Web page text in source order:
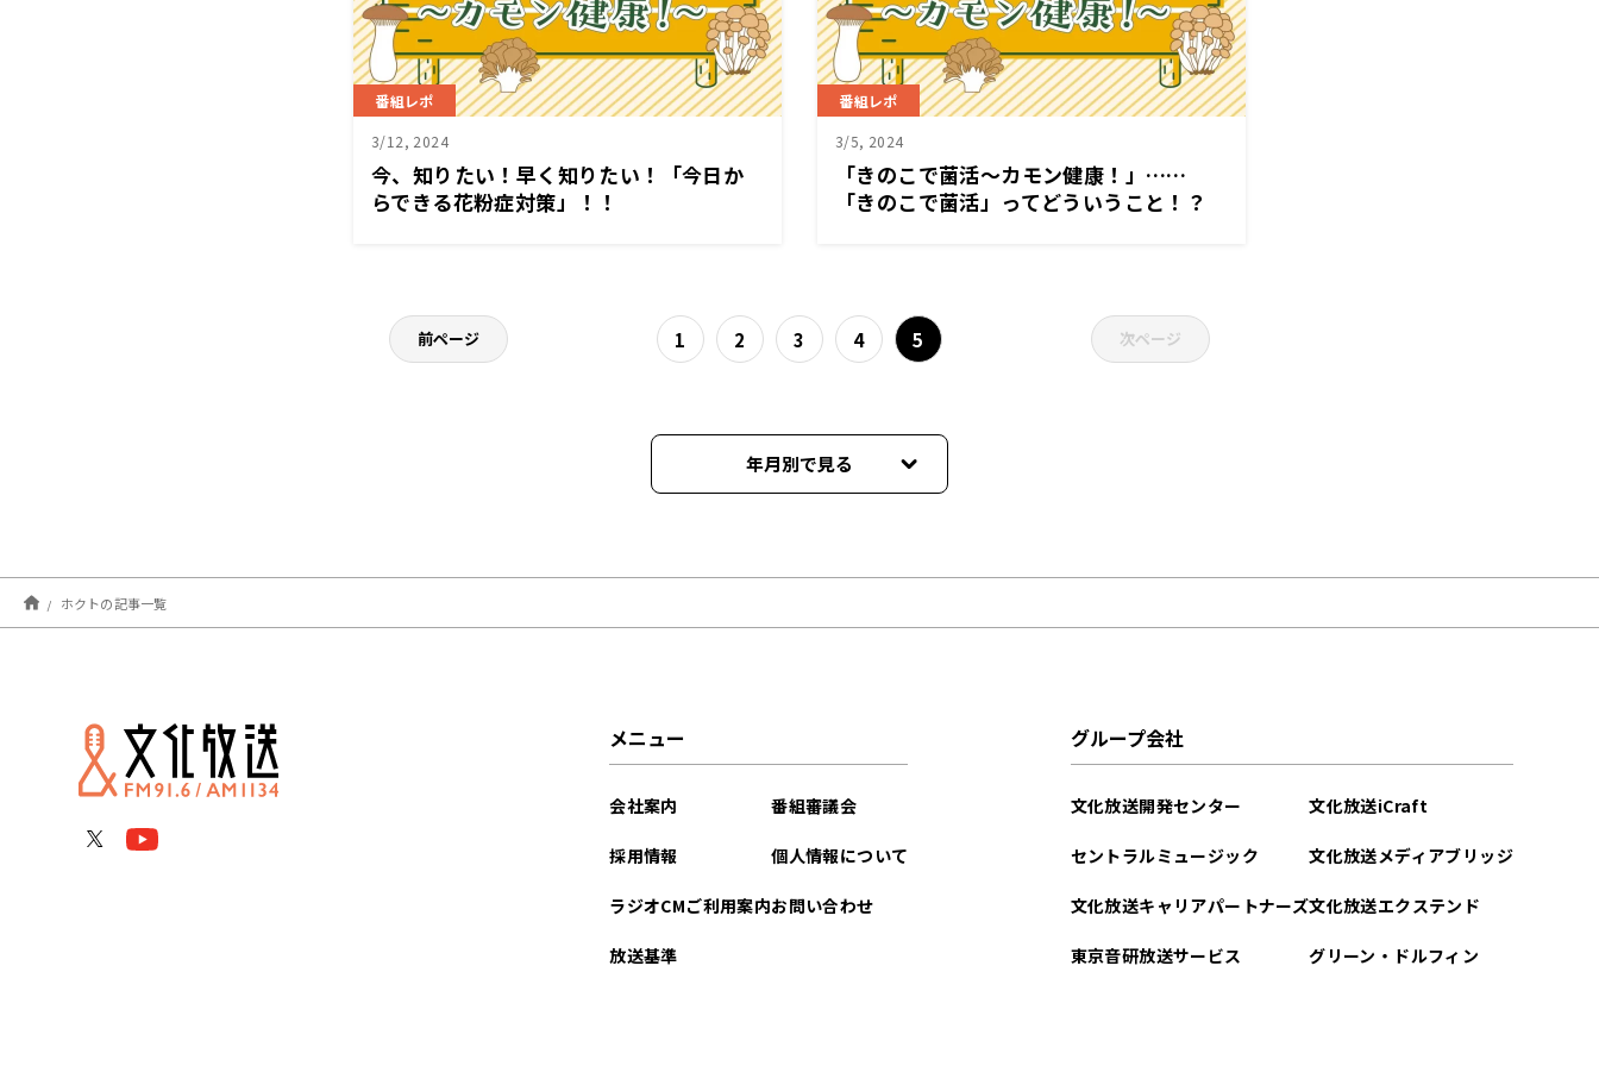
番組レポ
3/12, 2024
今、知りたい！早く知りたい！「今日か
らできる花粉症対策」！！
番組レポ
3/5, 2024
「きのこで菌活～カモン健康！」……
「きのこで菌活」ってどういうこと！？
前ページ 1 2 3 4 5 次ページ
年月別で見る
2025年05月
2025年04月
ホクトの記事一覧
メニュー
会社案内
採用情報
ラジオCMご利用案内
放送基準
番組審議会
個人情報について
お問い合わせ
グループ会社
文化放送開発センター
セントラルミュージック
文化放送キャリアパートナーズ
東京音研放送サービス
文化放送iCraft
文化放送メディアブリッジ
文化放送エクステンド
グリーン・ドルフィン